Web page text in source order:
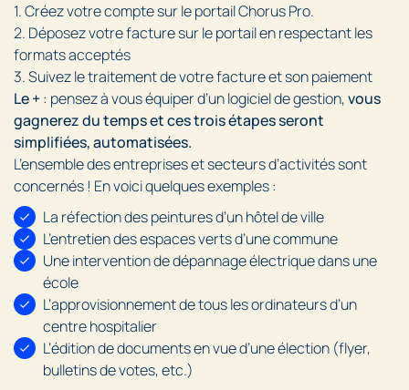
1. Créez votre compte sur le portail Chorus Pro.
2. Déposez votre facture sur le portail en respectant les
formats acceptés
3. Suivez le traitement de votre facture et son paiement
Le +: pensez à vous équiper d’un logiciel de gestion,vous
gagnerez du temps et ces trois étapes seront
simplifiées, automatisées.
L’ensemble des entreprises et secteurs d’activités sont
concernés ! En voici quelques exemples :
La réfection des peintures d’un hôtel de ville
L’entretien des espaces verts d’une commune
Une intervention de dépannage électrique dans une
école
L’approvisionnement de tous les ordinateurs d’un
centre hospitalier
L’édition de documents en vue d’une élection (flyer,
bulletins de votes, etc.)